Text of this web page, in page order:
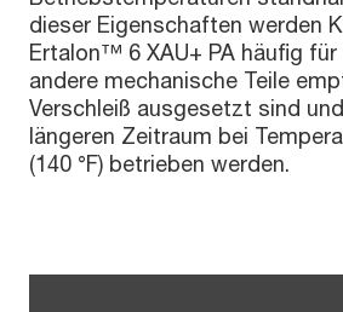
dieser Eigenschaften werden
Ertalon™ 6 XAU+ PA häufig für
andere mechanische Teile
Verschleiß ausgesetzt sind
längeren Zeitraum bei
(140 °F) betrieben werden.